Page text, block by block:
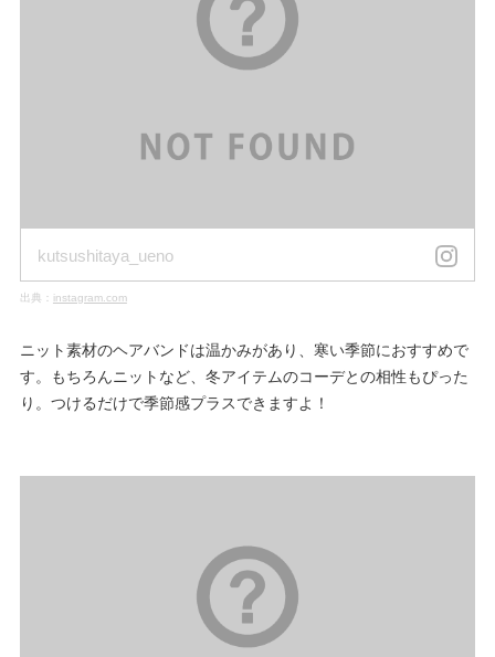
kutsushitaya_ueno
出典： instagram.com
ニット素材のヘアバンドは温かみがあり、寒い季節におすすめで
す。もちろんニットなど、冬アイテムのコーデとの相性もぴった
り。つけるだけで季節感プラスできますよ！